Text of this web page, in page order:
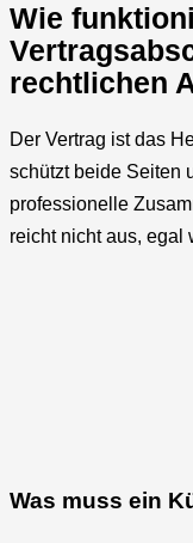
Wie
rechtlichen
Der Vertrag ist das
schützt beide Seiten
professionelle
reicht nicht aus, egal
Was muss ein